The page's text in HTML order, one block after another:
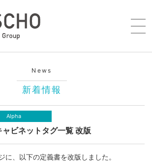
News
新着情報
Alpha
ビネットタグ一覧 改版
に、以下の定義書を改版しました。